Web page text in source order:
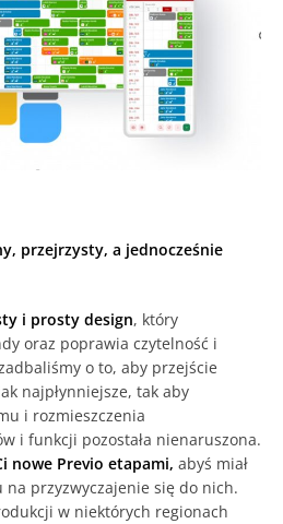
przejrzysty, a jednocześnie
i prosty design, który
oraz poprawia czytelność i
o to, aby przejście
najpłynniejsze, tak aby
i rozmieszczenia
i funkcji pozostała nienaruszona.
nowe Previo etapami, abyś miał
na przyzwyczajenie się do nich.
w niektórych regionach